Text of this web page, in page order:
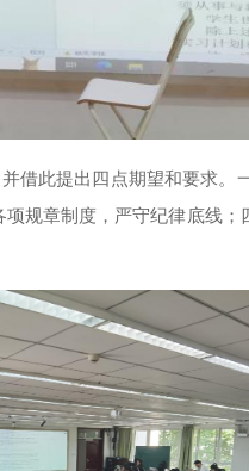
并借此提出四点期望和要求。
规章制度，严守纪律底线；